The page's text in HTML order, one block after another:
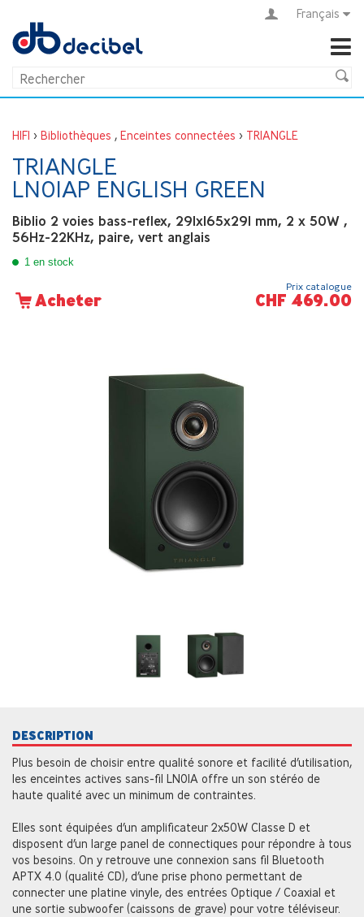
Français
HIFI > Bibliothèques , Enceintes connectées > TRIANGLE
TRIANGLE
LN01AP ENGLISH GREEN
Biblio 2 voies bass-reflex, 291x165x291 mm, 2 x 50W ,
56Hz-22KHz, paire, vert anglais
1 en stock
Acheter
Prix catalogue
CHF 469.00
DESCRIPTION
Plus besoin de choisir entre qualité sonore et facilité d’utilisation,
les enceintes actives sans-fil LN01A offre un son stéréo de
haute qualité avec un minimum de contraintes.
Elles sont équipées d’un amplificateur 2x50W Classe D et
disposent d’un large panel de connectiques pour répondre à tous
vos besoins. On y retrouve une connexion sans fil Bluetooth
APTX 4.0 (qualité CD), d’une prise phono permettant de
connecter une platine vinyle, des entrées Optique / Coaxial et
une sortie subwoofer (caissons de grave) pour votre téléviseur.